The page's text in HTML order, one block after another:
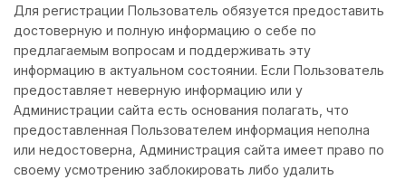
Для регистрации Пользователь обязуется предоставить
достоверную и полную информацию о себе по
предлагаемым вопросам и поддерживать эту
информацию в актуальном состоянии. Если Пользователь
предоставляет неверную информацию или у
Администрации сайта есть основания полагать, что
предоставленная Пользователем информация неполна
или недостоверна, Администрация сайта имеет право по
своему усмотрению заблокировать либо удалить